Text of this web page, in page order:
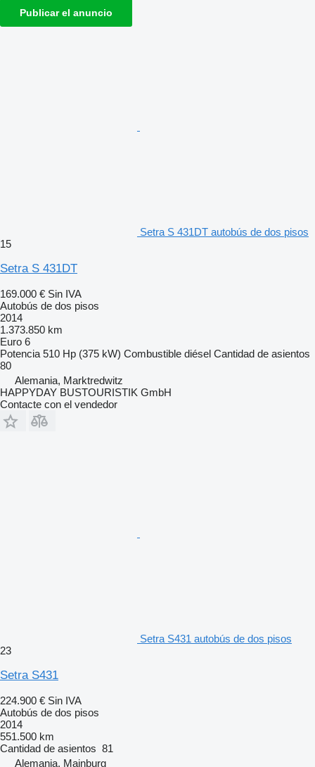
Publicar el anuncio
Setra S 431DT autobús de dos pisos
15
Setra S 431DT
169.000 € Sin IVA
Autobús de dos pisos
2014
1.373.850 km
Euro 6
Potencia 510 Hp (375 kW) Combustible diésel Cantidad de asientos
80
Alemania, Marktredwitz
HAPPYDAY BUSTOURISTIK GmbH
Contacte con el vendedor
Setra S431 autobús de dos pisos
23
Setra S431
224.900 € Sin IVA
Autobús de dos pisos
2014
551.500 km
Cantidad de asientos 81
Alemania, Mainburg